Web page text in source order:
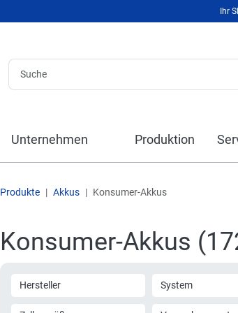
Ihr
Unternehmen Produktion
Produkte Akkus Konsumer-Akkus
Konsumer-Akkus
Hersteller System